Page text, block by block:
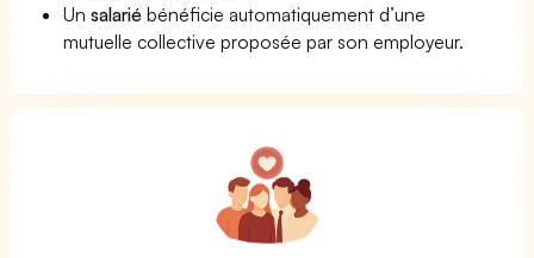
Unsalarié bénéficie automatiquement d’une
mutuelle collective proposée par son employeur.